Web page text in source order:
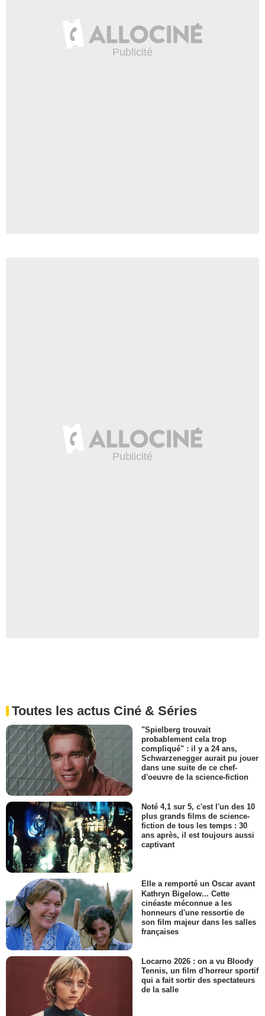
Toutes les actus Ciné & Séries
"Spielberg trouvait
probablement cela trop
compliqué" : il y a 24 ans,
Schwarzenegger aurait pu jouer
dans une suite de ce chef-
d'oeuvre de la science-fiction
Noté 4,1 sur 5, c'est l'un des 10
plus grands films de science-
fiction de tous les temps : 30
ans après, il est toujours aussi
captivant
Elle a remporté un Oscar avant
Kathryn Bigelow... Cette
cinéaste méconnue a les
honneurs d'une ressortie de
son film majeur dans les salles
françaises
Locarno 2026 : on a vu Bloody
Tennis, un film d'horreur sportif
qui a fait sortir des spectateurs
de la salle